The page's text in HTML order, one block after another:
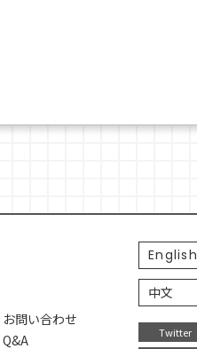
問い合わせ
English
中文
Twitter